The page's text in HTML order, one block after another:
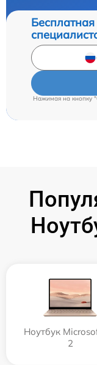
Нажимая на кнопку
Ноутбук
2